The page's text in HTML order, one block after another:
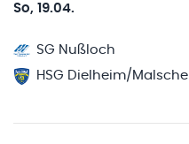
So, 19.04.
SG Nußloch
HSG Dielheim/